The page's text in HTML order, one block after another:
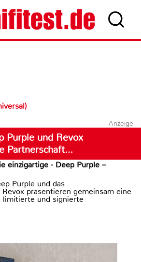
Anzeige
Purple und Revox
Partnerschaft…
einzigartige - Deep Purple –
Purple und das
präsentieren gemeinsam eine
und signierte